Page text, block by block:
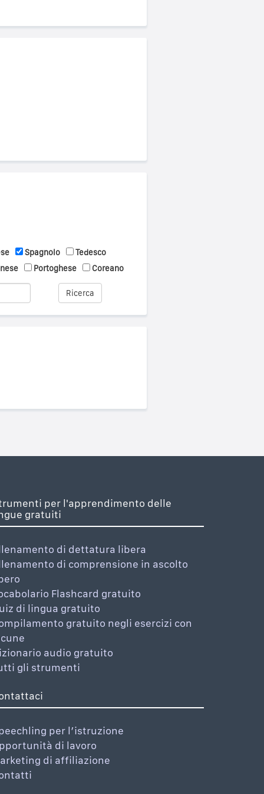
Spagnolo
Tedesco
Portoghese Coreano
Ricerca
per l'apprendimento delle
gratuiti
di dettatura libera
di comprensione in ascolto
Flashcard gratuito
di lingua gratuito
gratuito negli esercizi con
audio gratuito
gli strumenti
per l’istruzione
di lavoro
di affiliazione